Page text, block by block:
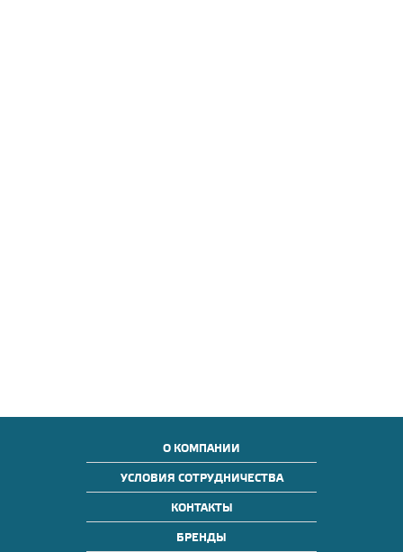
О КОМПАНИИ
УСЛОВИЯ СОТРУДНИЧЕСТВА
КОНТАКТЫ
БРЕНДЫ